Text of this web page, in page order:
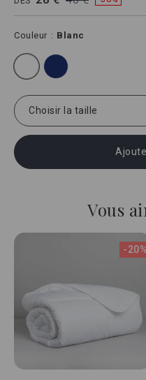
Couleur Blanc
Choisir la taille
Vous
-20%